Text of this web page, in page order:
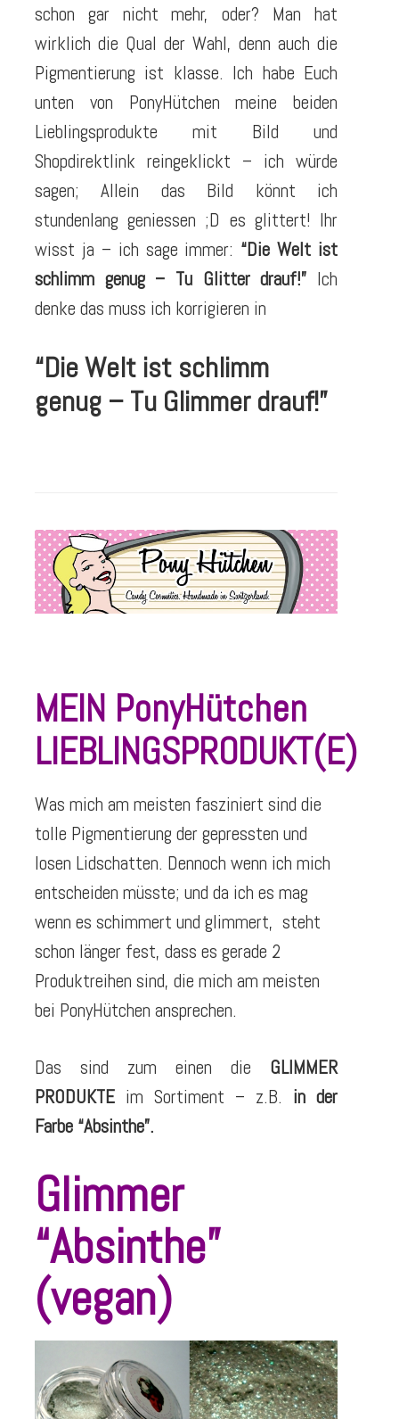
schon gar nicht mehr, oder? Man hat
wirklich die Qual der Wahl, denn auch die
Pigmentierung ist klasse. Ich habe Euch
unten von PonyHütchen meine beiden
Lieblingsprodukte mit Bild und
Shopdirektlink reingeklickt – ich würde
sagen; Allein das Bild könnt ich
stundenlang geniessen ;D es glittert! Ihr
wisst ja – ich sage immer: “Die Welt ist
schlimm genug – Tu Glitter drauf!” Ich
denke das muss ich korrigieren in
“Die Welt ist schlimm
genug – Tu Glimmer drauf!”
MEIN PonyHütchen
LIEBLINGSPRODUKT(E)
Was mich am meisten fasziniert sind die
tolle Pigmentierung der gepressten und
losen Lidschatten. Dennoch wenn ich mich
entscheiden müsste; und da ich es mag
wenn es schimmert und glimmert, steht
schon länger fest, dass es gerade 2
Produktreihen sind, die mich am meisten
bei PonyHütchen ansprechen.
Das sind zum einen die GLIMMER
PRODUKTE im Sortiment – z.B. in der
Farbe “Absinthe”.
Glimmer
“Absinthe”
(vegan)